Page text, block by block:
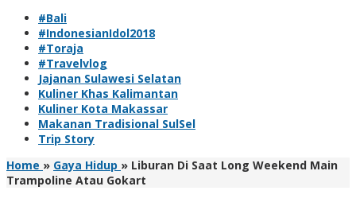
#Bali
#IndonesianIdol2018
#Toraja
#Travelvlog
Jajanan Sulawesi Selatan
Kuliner Khas Kalimantan
Kuliner Kota Makassar
Makanan Tradisional SulSel
Trip Story
Home » Gaya Hidup » Liburan Di Saat Long Weekend Main
Trampoline Atau Gokart